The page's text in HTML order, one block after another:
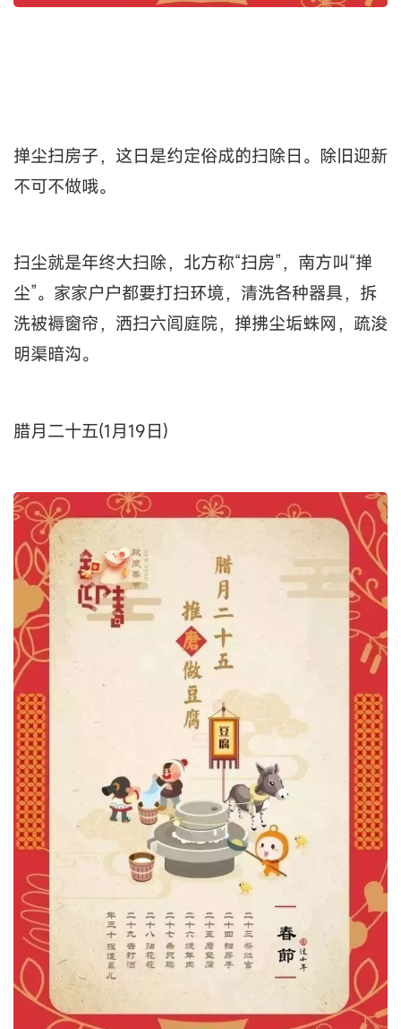
掸尘扫房子，这日是约定俗成的扫除日。除旧迎新
不可不做哦。
扫尘就是年终大扫除，北方称“扫房”，南方叫“掸
尘”。家家户户都要打扫环境，清洗各种器具，拆
洗被褥窗帘，洒扫六闾庭院，掸拂尘垢蛛网，疏浚
明渠暗沟。
腊月二十五(1月19日)